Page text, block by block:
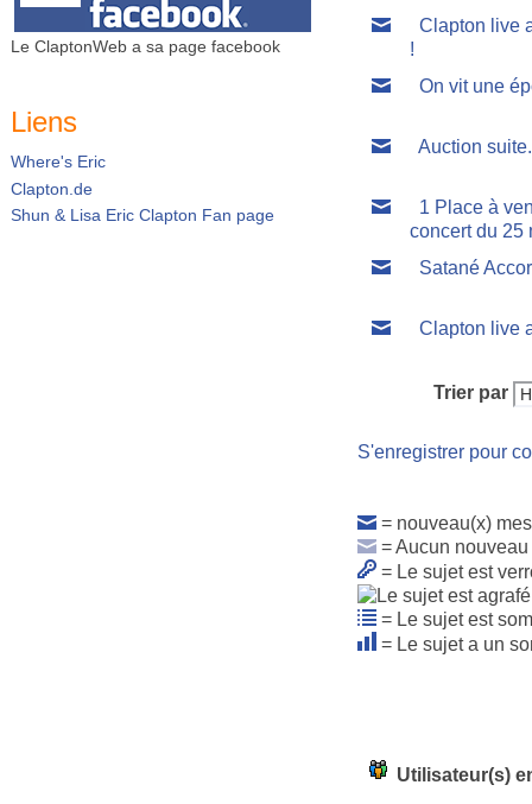
Le ClaptonWeb a sa page facebook
Liens
Where's Eric
Clapton.de
Shun & Lisa Eric Clapton Fan page
Clapton live
!
On vit une
Auction
1 Place à
concert du 25
Satané
Clapton live
Trier par
S'enregistrer pour
= nouveau(x)
= Aucun
= Le sujet est
= Le sujet est
= Le sujet a un
Utilisateur(s)